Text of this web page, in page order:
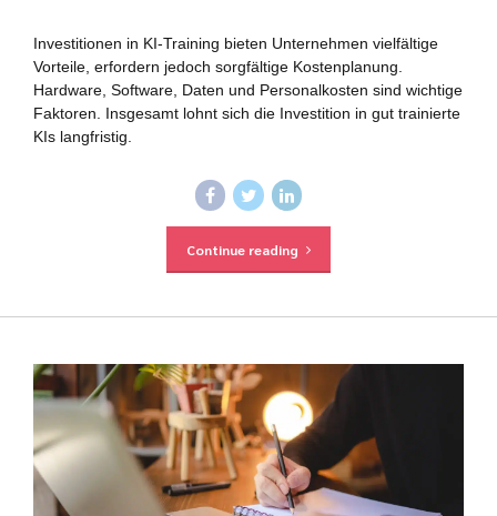
Investitionen in KI-Training bieten Unternehmen vielfältige
Vorteile, erfordern jedoch sorgfältige Kostenplanung.
Hardware, Software, Daten und Personalkosten sind wichtige
Faktoren. Insgesamt lohnt sich die Investition in gut trainierte
KIs langfristig.
Continue reading